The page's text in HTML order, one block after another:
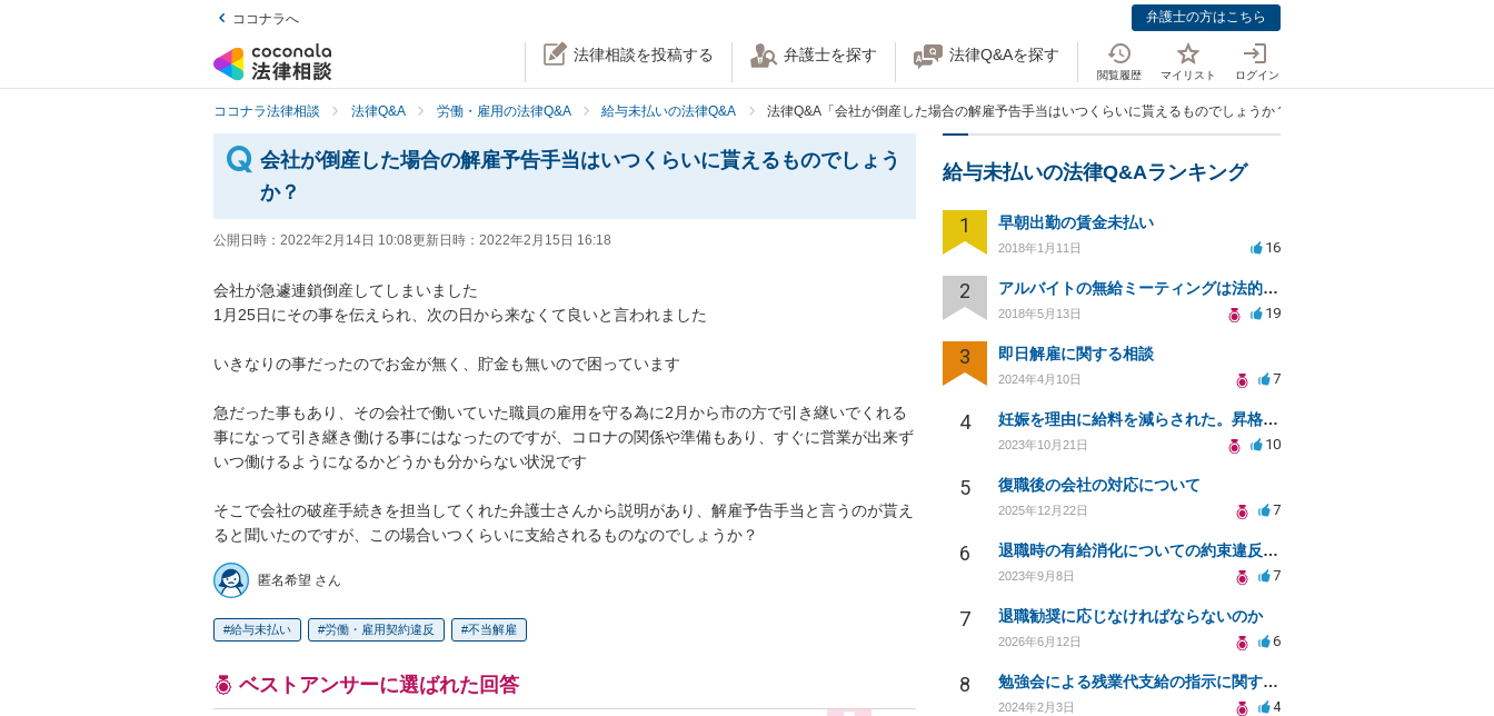
ココナラへ 弁護士の方はこちら
法律相談を投稿する 弁護士を探す 法律Q&Aを探す
閲覧履歴 マイリスト ログイン
ココナラ法律相談 法律Q&A 労働・雇用の法律Q&A 給与未払いの法律Q&A 法律Q&A「会社が倒産した場合の解雇予告手当はいつくらいに貰えるものでしょうか？」
会社が倒産した場合の解雇予告手当はいつくらいに貰えるものでしょう
か？
公開日時： 2022年2月14日 10:08更新日時： 2022年2月15日 16:18
会社が急遽連鎖倒産してしまいました
1月25日にその事を伝えられ、次の日から来なくて良いと言われました
いきなりの事だったのでお金が無く、貯金も無いので困っています
急だった事もあり、その会社で働いていた職員の雇用を守る為に2月から市の方で引き継いでくれる
事になって引き継き働ける事にはなったのですが、コロナの関係や準備もあり、すぐに営業が出来ず
いつ働けるようになるかどうかも分からない状況です
そこで会社の破産手続きを担当してくれた弁護士さんから説明があり、解雇予告手当と言うのが貰え
ると聞いたのですが、この場合いつくらいに支給されるものなのでしょうか？
匿名希望 さん
給与未払い 労働・雇用契約違反 不当解雇
ベストアンサーに選ばれた回答
給与未払いの法律Q&Aランキング
1 早朝出勤の賃金未払い
2018年1月11日 16
2 アルバイトの無給ミーティングは法的に問題があるのか？
2018年5月13日 19
3 即日解雇に関する相談
2024年4月10日 7
4 妊娠を理由に給料を減らされた。昇格もなくなり、生活が苦しい。
2023年10月21日 10
5 復職後の会社の対応について
2025年12月22日 7
6 退職時の有給消化についての約束違反による支給請求方法
2023年9月8日 7
7 退職勧奨に応じなければならないのか
2026年6月12日 6
8 勉強会による残業代支給の指示に関する疑問と証拠の残し方について
2024年2月3日 4